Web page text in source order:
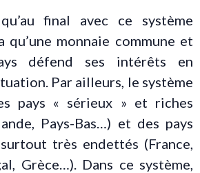
final avec ce système
qu’une monnaie commune et
défend ses intérêts en
Par ailleurs, le système
pays « sérieux » et riches
Pays-Bas…) et des pays
très endettés (France,
Grèce…). Dans ce système,